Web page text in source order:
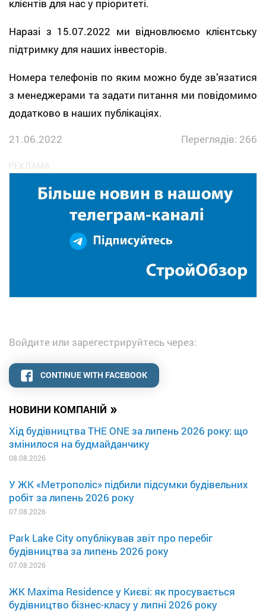
НОВИНИ КОМПАНІЙ »
Хід будівництва THE ONE за липень 2026 року: що
змінилося на будмайданчику
08.08.2026
У ЖК «Метрополіс» підбили підсумки будівельних
робіт за липень 2026 року
07.08.2026
Park Lake City опублікував звіт про перебіг
будівництва за липень 2026 року
07.08.2026
ЖК Maxima Residence у Києві: як просувається
будівництво бізнес-класу у липні 2026 року
клієнтів для нас у пріоритеті.
Наразі з 15.07.2022 ми відновлюємо клієнтську
підтримку для наших інвесторів.
Номера телефонів по яким можно буде зв’язатися
з менеджерами та задати питання ми повідомимо
додатково в наших публікаціях.
21.06.2022
Переглядів: 266
Войдите или зарегестрируйтесь через:
CONTINUE WITH FACEBOOK